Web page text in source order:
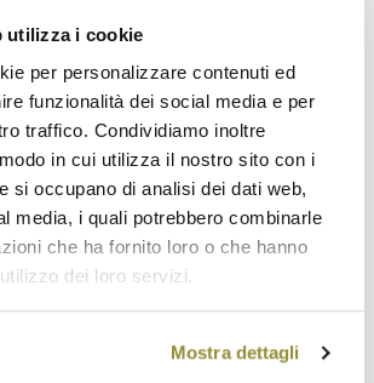
utilizza i cookie
per personalizzare contenuti ed
funzionalità dei social media e per
traffico. Condividiamo inoltre
in cui utilizza il nostro sito con i
si occupano di analisi dei dati web,
media, i quali potrebbero combinarle
che ha fornito loro o che hanno
dei loro servizi.
Mostra dettagli